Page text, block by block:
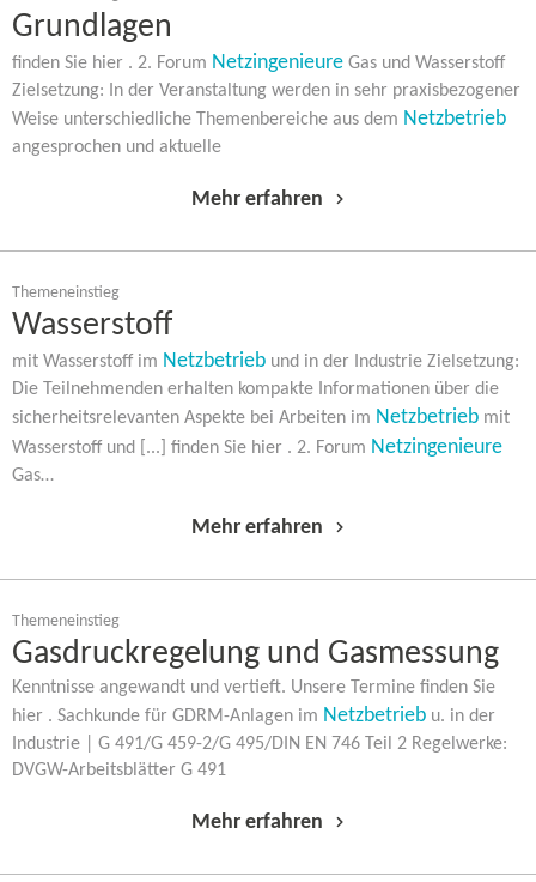
Grundlagen
finden Sie hier . 2. Forum Netzingenieure Gas und Wasserstoff
Zielsetzung: In der Veranstaltung werden in sehr praxisbezogener
Weise unterschiedliche Themenbereiche aus dem Netzbetrieb
angesprochen und aktuelle
Mehr erfahren
Themeneinstieg
Wasserstoff
mit Wasserstoff im Netzbetrieb und in der Industrie Zielsetzung:
Die Teilnehmenden erhalten kompakte Informationen über die
sicherheitsrelevanten Aspekte bei Arbeiten im Netzbetrieb mit
Wasserstoff und [...] finden Sie hier . 2. Forum Netzingenieure
Gas…
Mehr erfahren
Themeneinstieg
Gasdruckregelung und Gasmessung
Kenntnisse angewandt und vertieft. Unsere Termine finden Sie
hier . Sachkunde für GDRM-​Anlagen im Netzbetrieb u. in der
Industrie | G 491/G 459-2/G 495/DIN EN 746 Teil 2 Regelwerke:
DVGW-​Arbeitsblätter G 491
Mehr erfahren